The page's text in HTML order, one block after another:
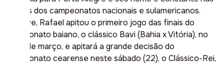
escalas dos campeonatos nacionais e sulamericanos.
Inclusive, Rafael apitou o primeiro jogo das finais do
campeonato baiano, o clássico Bavi (Bahia x Vitória), no
dia 16 de março, e apitará a grande decisão do
campeonato cearense neste sábado (22), o Clássico-Rei,